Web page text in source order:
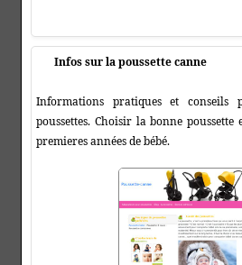
Infos sur la poussette canne
Informations pratiques et conseils
poussettes. Choisir la bonne
premieres années de bébé.